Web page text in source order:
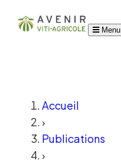
Menu
Accueil
›
Publications
›